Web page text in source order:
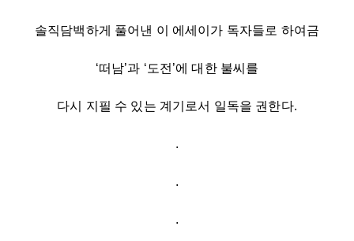
솔직담백하게 풀어낸 이 에세이가 독자들로 하여금
‘떠남’과 ‘도전’에 대한 불씨를
다시 지필 수 있는 계기로서 일독을 권한다.
.
.
.